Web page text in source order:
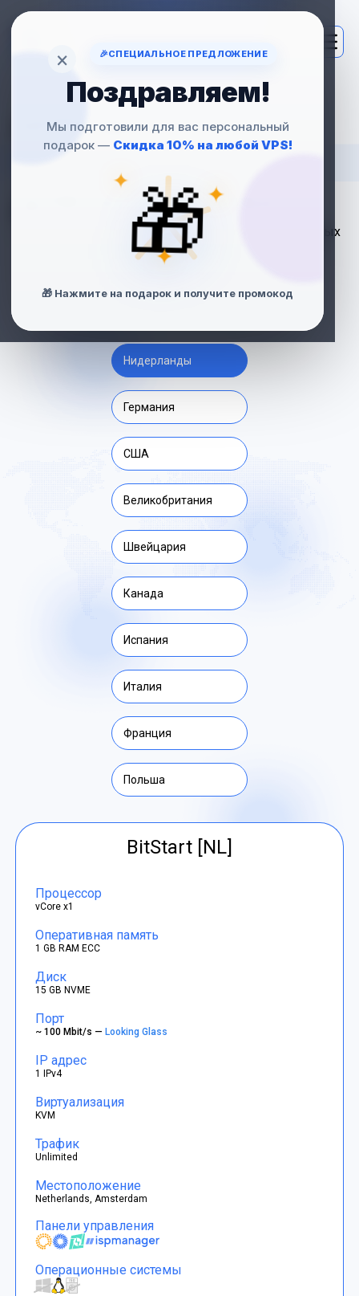
АРЕНДА
VPS СЕРВЕРОВ
ДЛЯ АГЕНТСТВА
Идеальное решение для веб-студий, маркетинговых
и digital-агентств: изолированные проекты, root-
доступ, масштабируемость и поддержка 24/7.
Нидерланды
Германия
США
Великобритания
Швейцария
Канада
Испания
Италия
Франция
Польша
BitStart [NL]
Процессор
vCore x1
Оперативная память
1 GB RAM ECC
Диск
15 GB NVME
Порт
~ 100 Mbit/s —Looking Glass
IP адрес
1 IPv4
Виртуализация
KVM
Трафик
Unlimited
Местоположение
Netherlands, Amsterdam
Панели управления
Операционные системы
× 🎉СПЕЦИАЛЬНОЕ ПРЕДЛОЖЕНИЕ
Поздравляем!
Мы подготовили для вас персональный
подарок — Скидка 10% на любой VPS!
✦
✦
✦
🎁
🎁 Нажмите на подарок и получите промокод